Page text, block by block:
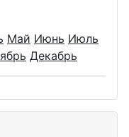
Май Июнь Июль
Декабрь